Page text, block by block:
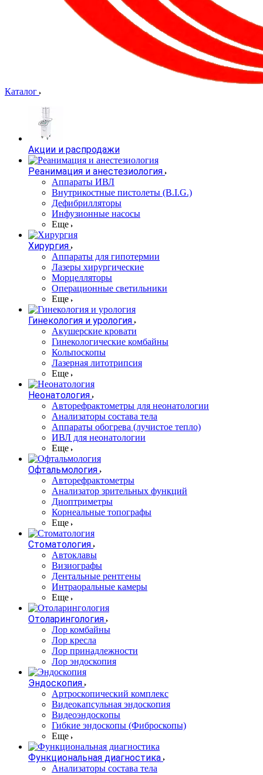
Каталог
Акции и распродажи
Реанимация и анестезиология
Аппараты ИВЛ
Внутрикостные пистолеты (B.I.G.)
Дефибрилляторы
Инфузионные насосы
Еще
Хирургия
Аппараты для гипотермии
Лазеры хирургические
Морцелляторы
Операционные светильники
Еще
Гинекология и урология
Акушерские кровати
Гинекологические комбайны
Кольпоскопы
Лазерная литотрипсия
Еще
Неонатология
Авторефрактометры для неонатологии
Анализаторы состава тела
Аппараты обогрева (лучистое тепло)
ИВЛ для неонатологии
Еще
Офтальмология
Авторефрактометры
Анализатор зрительных функций
Диоптриметры
Корнеальные топографы
Еще
Стоматология
Автоклавы
Визиографы
Дентальные рентгены
Интраоральные камеры
Еще
Отоларингология
Лор комбайны
Лор кресла
Лор принадлежности
Лор эндоскопия
Эндоскопия
Артроскопический комплекс
Видеокапсульная эндоскопия
Видеоэндоскопы
Гибкие эндоскопы (Фиброcкопы)
Еще
Функциональная диагностика
Анализаторы состава тела